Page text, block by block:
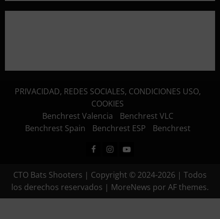
PRIVACIDAD, REDES SOCIALES, CONDICIONES USO,
COOKIES
Benchrest Valencia
Benchrest VLC
Benchrest Spain
Benchrest ESP Benchrest
Facebook
Instagram
Youtube
CTO Bats Shooters | Copyright © 2024-2026 | Todos
los derechos reservados | MoreNews por AF themes.